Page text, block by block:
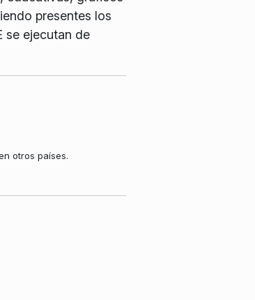
presentes los
se ejecutan de
otros países.